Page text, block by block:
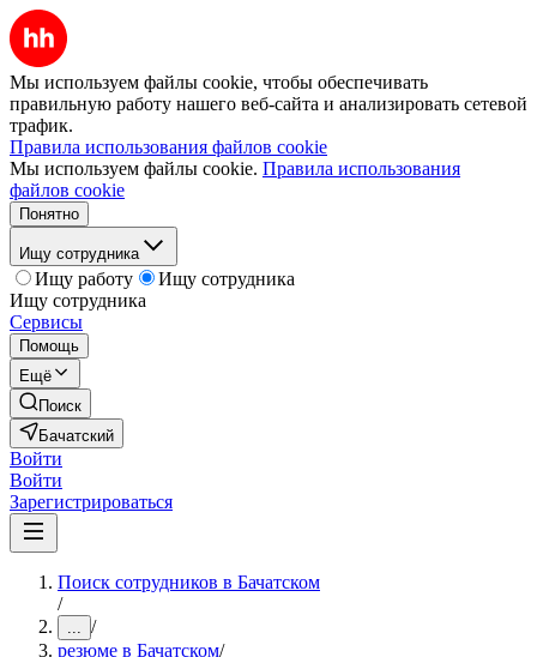
Мы используем файлы cookie, чтобы обеспечивать
правильную работу нашего веб-сайта и анализировать сетевой
трафик.
Правила использования файлов cookie
Мы используем файлы cookie. Правила использования
файлов cookie
Понятно
Ищу сотрудника
Ищу работу
Ищу сотрудника
Ищу сотрудника
Сервисы
Помощь
Ещё
Поиск
Бачатский
Войти
Войти
Зарегистрироваться
Поиск сотрудников в Бачатском
/
... /
резюме в Бачатском/